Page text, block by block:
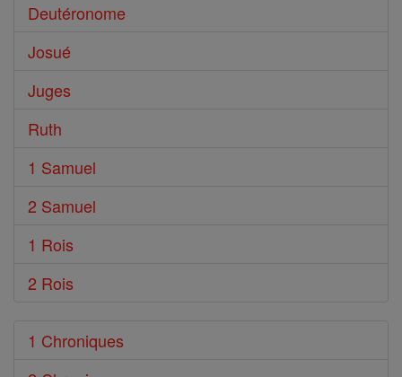
Deutéronome
Josué
Juges
Ruth
1 Samuel
2 Samuel
1 Rois
2 Rois
1 Chroniques